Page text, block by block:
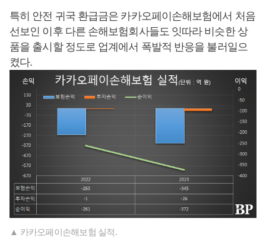
특히 안전 귀국 환급금은 카카오페이손해보험에서 처음
선보인 이후 다른 손해보험회사들도 잇따라 비슷한 상
품을 출시할 정도로 업계에서 폭발적 반응을 불러일으
켰다.
▲ 카카오페이손해보험 실적.